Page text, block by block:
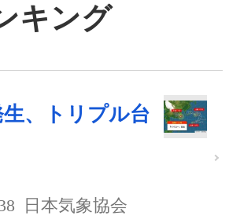
キング
生、トリプル台
日本気象協会